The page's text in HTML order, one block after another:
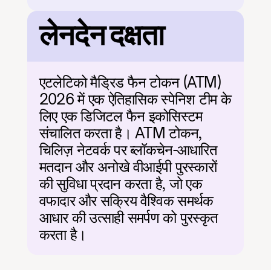
लेनदेन दक्षता
एटलेटिको मैड्रिड फैन टोकन (ATM)
2026 में एक ऐतिहासिक स्पेनिश टीम के
लिए एक डिजिटल फैन इकोसिस्टम
संचालित करता है। ATM टोकन,
चिलिज़ नेटवर्क पर ब्लॉकचेन-आधारित
मतदान और अनोखे वीआईपी पुरस्कारों
की सुविधा प्रदान करता है, जो एक
वफादार और सक्रिय वैश्विक समर्थक
आधार की उत्साही समर्पण को पुरस्कृत
करता है।